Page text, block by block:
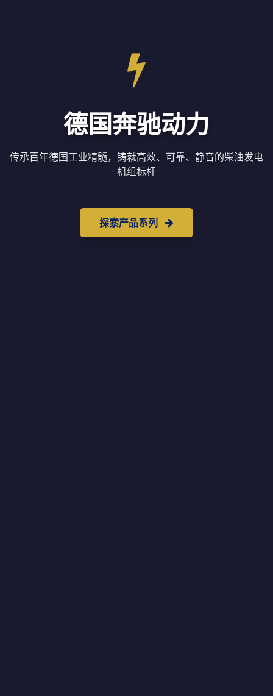
德国奔驰动力
传承百年德国工业精髓，铸就高效、可靠、静音的柴油发电
机组标杆
探索产品系列